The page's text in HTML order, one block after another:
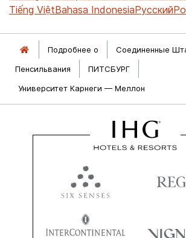
Tiếng ViệtBahasa IndonesiaРусский
Подробнее о
Соединенные
Пенсильвания
ПИТСБУРГ
Университет Карнеги — Меллон